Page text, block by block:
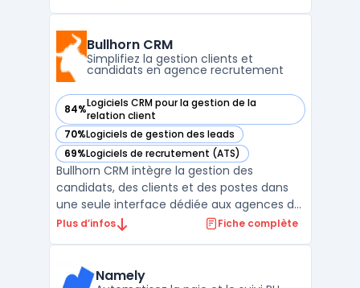
RH confrontées à des environnements
multinationaux, à la gestion ...
Bullhorn CRM
Simplifiez la gestion clients et
candidats en agence recrutement
84%Logiciels CRM pour la gestion de la
relation client
— voir Bullhorn CRM dans cette catégorie
70%Logiciels de gestion des leads
— voir Bullhorn CRM dans cette catégorie
69%Logiciels de recrutement (ATS)
— voir Bullhorn CRM dans cette catégorie
Bullhorn CRM intègre la gestion des
candidats, des clients et des postes dans
une seule interface dédiée aux agences de
recrutement et d’intérim. L’outil prend en
poste, en associant l’applicant tracking et la
Plus d’infos Fiche complète
Namely